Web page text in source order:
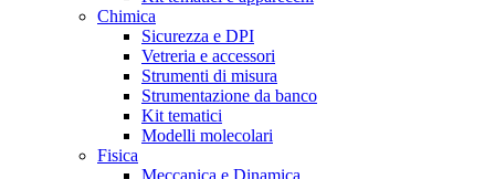
Chimica
Sicurezza e DPI
Vetreria e accessori
Strumenti di misura
Strumentazione da banco
Kit tematici
Modelli molecolari
Fisica
Meccanica e Dinamica